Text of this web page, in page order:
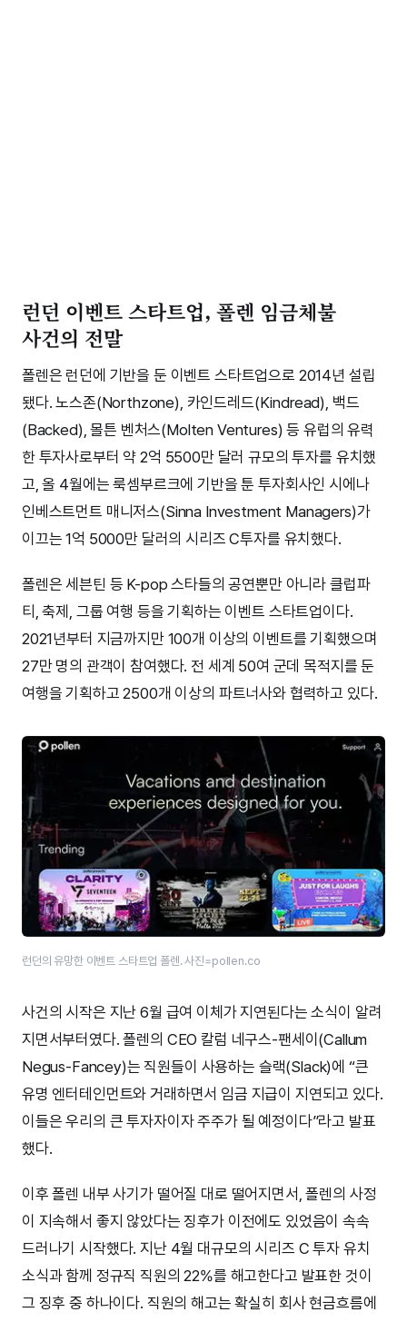
런던 이벤트 스타트업, 폴렌 임금체불
사건의 전말
폴렌은 런던에 기반을 둔 이벤트 스타트업으로 2014년 설립
됐다. 노스존(Northzone), 카인드레드(Kindread), 백드
(Backed), 몰튼 벤처스(Molten Ventures) 등 유럽의 유력
한 투자사로부터 약 2억 5500만 달러 규모의 투자를 유치했
고, 올 4월에는 룩셈부르크에 기반을 툰 투자회사인 시에나
인베스트먼트 매니저스(Sinna Investment Managers)가
이끄는 1억 5000만 달러의 시리즈 C투자를 유치했다.
폴렌은 세븐틴 등 K-pop 스타들의 공연뿐만 아니라 클럽파
티, 축제, 그룹 여행 등을 기획하는 이벤트 스타트업이다.
2021년부터 지금까지만 100개 이상의 이벤트를 기획했으며
27만 명의 관객이 참여했다. 전 세계 50여 군데 목적지를 둔
여행을 기획하고 2500개 이상의 파트너사와 협력하고 있다.
런던의 유망한 이벤트 스타트업 폴렌. 사진=pollen.co
사건의 시작은 지난 6월 급여 이체가 지연된다는 소식이 알려
지면서부터였다. 폴렌의 CEO 칼럼 네구스-팬세이(Callum
Negus-Fancey)는 직원들이 사용하는 슬랙(Slack)에 “큰
유명 엔터테인먼트와 거래하면서 임금 지급이 지연되고 있다.
이들은 우리의 큰 투자자이자 주주가 될 예정이다”라고 발표
했다.
이후 폴렌 내부 사기가 떨어질 대로 떨어지면서, 폴렌의 사정
이 지속해서 좋지 않았다는 징후가 이전에도 있었음이 속속
드러나기 시작했다. 지난 4월 대규모의 시리즈 C 투자 유치
소식과 함께 정규직 직원의 22%를 해고한다고 발표한 것이
그 징후 중 하나이다. 직원의 해고는 확실히 회사 현금흐름에